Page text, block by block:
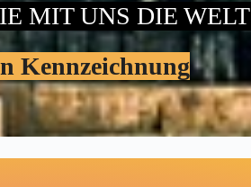
MIT UNS DIE WELT
Kennzeichnung